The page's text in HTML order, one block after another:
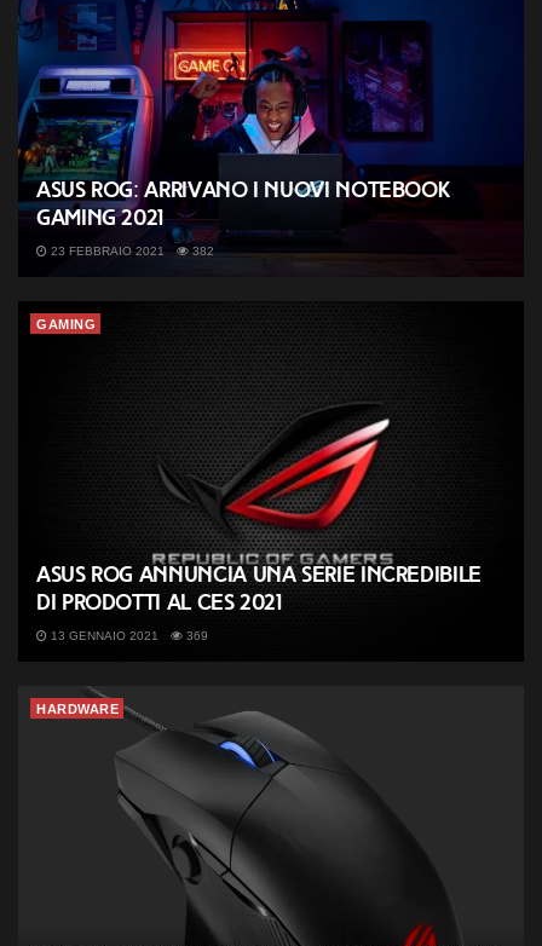
ASUS ROG: arrivano i nuovi notebook
gaming 2021
23 FEBBRAIO 2021 382
GAMING
ASUS ROG annuncia una serie incredibile
di prodotti al CES 2021
13 GENNAIO 2021 369
HARDWARE